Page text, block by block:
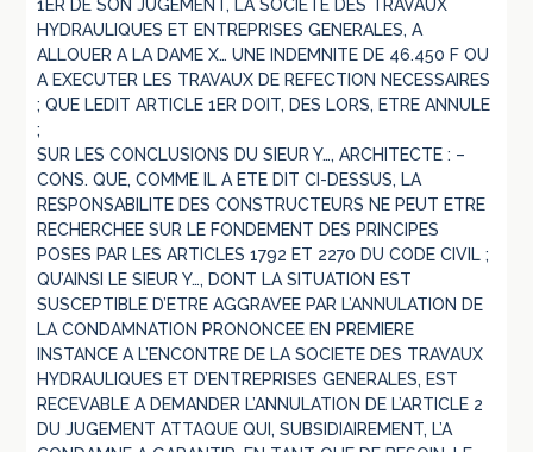
1ER DE SON JUGEMENT, LA SOCIETE DES TRAVAUX
HYDRAULIQUES ET ENTREPRISES GENERALES, A
ALLOUER A LA DAME X… UNE INDEMNITE DE 46.450 F OU
A EXECUTER LES TRAVAUX DE REFECTION NECESSAIRES
; QUE LEDIT ARTICLE 1ER DOIT, DES LORS, ETRE ANNULE
;
SUR LES CONCLUSIONS DU SIEUR Y…, ARCHITECTE : –
CONS. QUE, COMME IL A ETE DIT CI-DESSUS, LA
RESPONSABILITE DES CONSTRUCTEURS NE PEUT ETRE
RECHERCHEE SUR LE FONDEMENT DES PRINCIPES
POSES PAR LES ARTICLES 1792 ET 2270 DU CODE CIVIL ;
QU’AINSI LE SIEUR Y…, DONT LA SITUATION EST
SUSCEPTIBLE D’ETRE AGGRAVEE PAR L’ANNULATION DE
LA CONDAMNATION PRONONCEE EN PREMIERE
INSTANCE A L’ENCONTRE DE LA SOCIETE DES TRAVAUX
HYDRAULIQUES ET D’ENTREPRISES GENERALES, EST
RECEVABLE A DEMANDER L’ANNULATION DE L’ARTICLE 2
DU JUGEMENT ATTAQUE QUI, SUBSIDIAIREMENT, L’A